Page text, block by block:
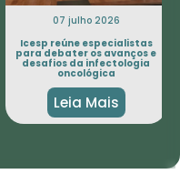
07 julho 2026
Icesp reúne especialistas
para debater os avanços e
desafios da infectologia
oncológica
Leia Mais